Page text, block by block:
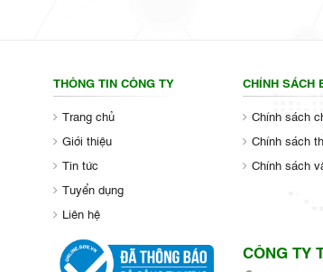
THÔNG TIN CÔNG TY
Trang chủ
Giới thiệu
Tin tức
Tuyển dụng
Liên hệ
CHÍNH SÁCH
Chính sách
Chính sách
Chính sách
CÔNG TY